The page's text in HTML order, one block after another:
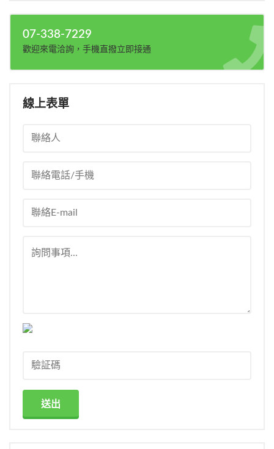
07-338-7229
歡迎來電洽詢，手機直撥立即接通
線上表單
送出